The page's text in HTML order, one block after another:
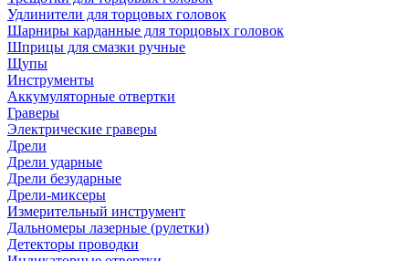
Удлинители для торцовых головок
Шарниры карданные для торцовых головок
Шприцы для смазки ручные
Щупы
Инструменты
Аккумуляторные отвертки
Граверы
Электрические граверы
Дрели
Дрели ударные
Дрели безударные
Дрели-миксеры
Измерительный инструмент
Дальномеры лазерные (рулетки)
Детекторы проводки